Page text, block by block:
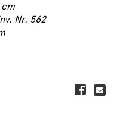
cm
Nr. 562